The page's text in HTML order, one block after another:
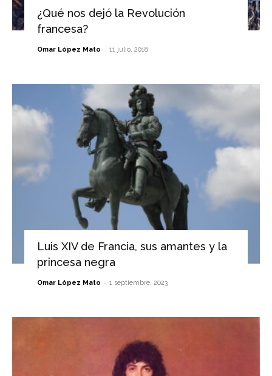
¿Qué nos dejó la Revolución
francesa?
Omar López Mato - 11 julio, 2018
Luis XIV de Francia, sus amantes y la
princesa negra
Omar López Mato - 1 septiembre, 2023